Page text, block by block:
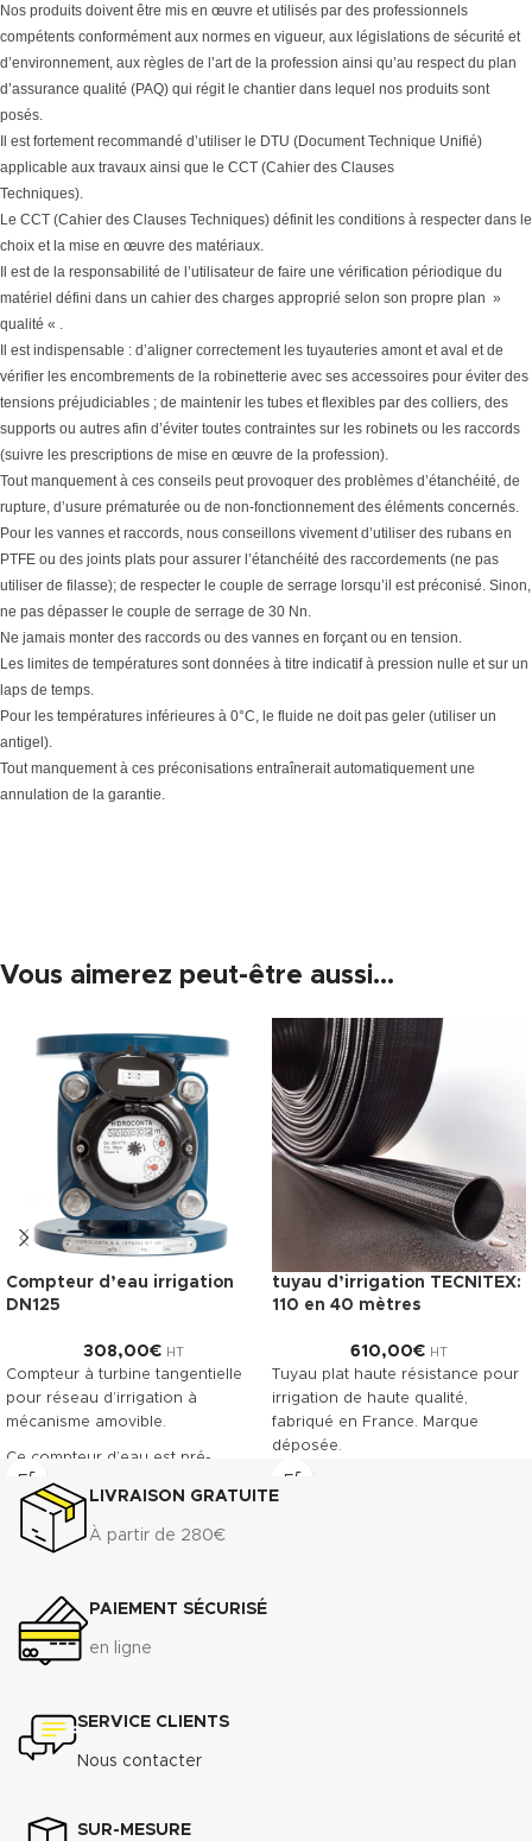
Nos produits doivent être mis en œuvre et utilisés par des professionnels
compétents conformément aux normes en vigueur, aux législations de sécurité et
d’environnement, aux règles de l’art de la profession ainsi qu’au respect du plan
d’assurance qualité (PAQ) qui régit le chantier dans lequel nos produits sont
posés.
Il est fortement recommandé d’utiliser le DTU (Document Technique Unifié)
applicable aux travaux ainsi que le CCT (Cahier des Clauses
Techniques).
Le CCT (Cahier des Clauses Techniques) définit les conditions à respecter dans le
choix et la mise en œuvre des matériaux.
Il est de la responsabilité de l’utilisateur de faire une vérification périodique du
matériel défini dans un cahier des charges approprié selon son propre plan »
qualité « .
Il est indispensable : d’aligner correctement les tuyauteries amont et aval et de
vérifier les encombrements de la robinetterie avec ses accessoires pour éviter des
tensions préjudiciables ; de maintenir les tubes et flexibles par des colliers, des
supports ou autres afin d’éviter toutes contraintes sur les robinets ou les raccords
(suivre les prescriptions de mise en œuvre de la profession).
Tout manquement à ces conseils peut provoquer des problèmes d’étanchéité, de
rupture, d’usure prématurée ou de non-fonctionnement des éléments concernés.
Pour les vannes et raccords, nous conseillons vivement d’utiliser des rubans en
PTFE ou des joints plats pour assurer l’étanchéité des raccordements (ne pas
utiliser de filasse); de respecter le couple de serrage lorsqu’il est préconisé. Sinon,
ne pas dépasser le couple de serrage de 30 Nn.
Ne jamais monter des raccords ou des vannes en forçant ou en tension.
Les limites de températures sont données à titre indicatif à pression nulle et sur un
laps de temps.
Pour les températures inférieures à 0°C, le fluide ne doit pas geler (utiliser un
antigel).
Tout manquement à ces préconisations entraînerait automatiquement une
annulation de la garantie.
Vous aimerez peut-être aussi…
Compteur d’eau irrigation
DN125
308,00€ HT
Compteur à turbine tangentielle
pour réseau d’irrigation à
mécanisme amovible.
Ce compteur d’eau est pré-
équipé pour recevoir la pose
d’un émetteur à impulsions.
Classe métrologique A. Corps en
fonte revêtu, offrant une grande
Raccordement à brides du DN 50
au DN 300
tuyau d’irrigation TECNITEX:
110 en 40 mètres
610,00€ HT
Tuyau plat haute résistance pour
irrigation de haute qualité,
fabriqué en France. Marque
déposée.
Télécharger la fiche technique
(.pdf)
LIVRAISON GRATUITE
À partir de 280€
PAIEMENT SÉCURISÉ
en ligne
SERVICE CLIENTS
Nous contacter
SUR-MESURE